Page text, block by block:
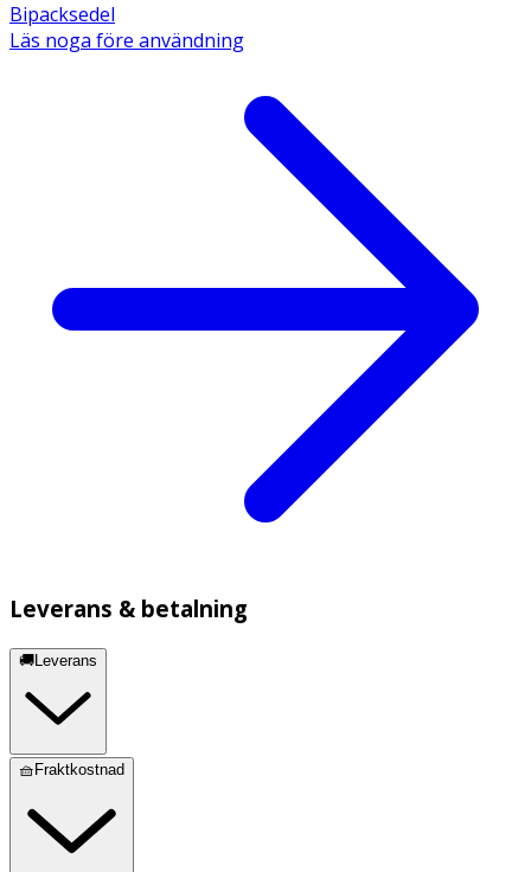
Bipacksedel
Läs noga före användning
Leverans & betalning
🚚Leverans
🧺Fraktkostnad